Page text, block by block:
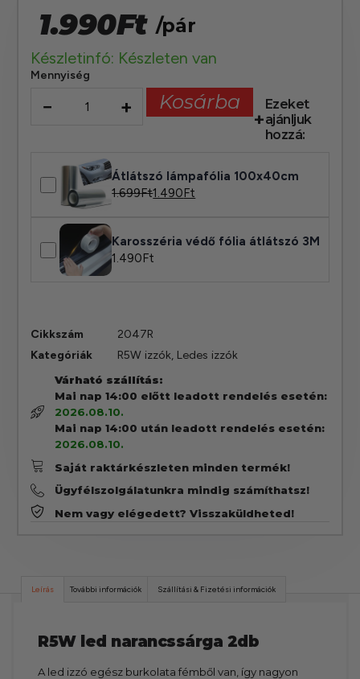
1.990Ft /pár
Készletinfó: Készleten van
Mennyiség
− + Kosárba
Ezeket
ajánljuk
hozzá:
Átlátszó lámpafólia 100x40cm
1.699Ft1.490Ft
Karosszéria védő fólia átlátszó 3M
1.490Ft
Cikkszám
2047R
Kategóriák
R5W izzók, Ledes izzók
Várható szállítás:
Mai nap 14:00 előtt leadott rendelés esetén:
2026.08.10.
Mai nap 14:00 után leadott rendelés esetén:
2026.08.10.
Saját raktárkészleten minden termék!
Ügyfélszolgálatunkra mindig számíthatsz!
Nem vagy elégedett? Visszaküldheted!
Leírás További információk Szállítási & Fizetési információk
R5W led narancssárga 2db
A led izzó egész burkolata fémből van, így nagyon